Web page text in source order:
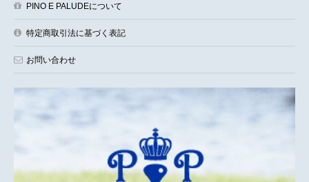
PINO E PALUDEについて
特定商取引法に基づく表記
お問い合わせ